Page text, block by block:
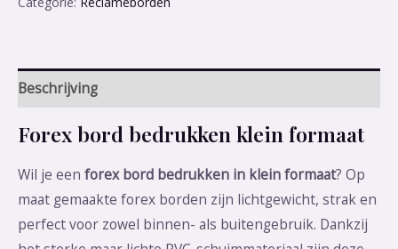
Beschrijving
Forex bord bedrukken klein formaat
Wil je een forex bord bedrukken in klein formaat? Op
maat gemaakte forex borden zijn lichtgewicht, strak en
perfect voor zowel binnen- als buitengebruik. Dankzij